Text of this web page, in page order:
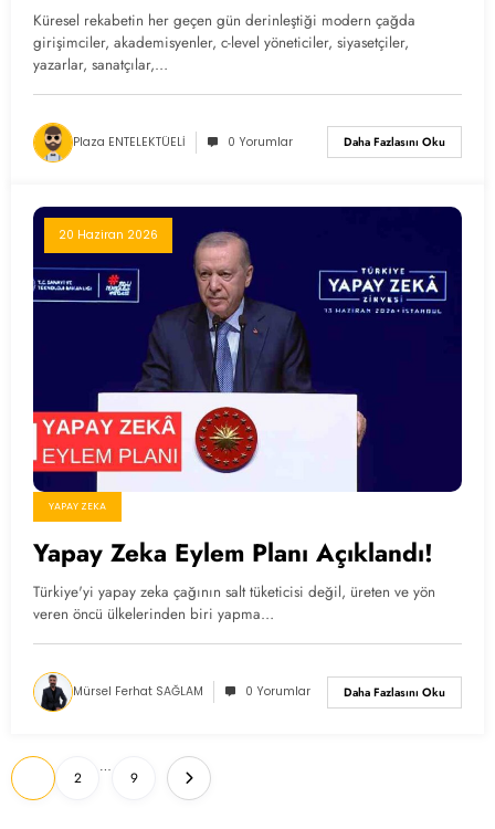
Küresel rekabetin her geçen gün derinleştiği modern çağda
girişimciler, akademisyenler, c-level yöneticiler, siyasetçiler,
yazarlar, sanatçılar,…
Plaza ENTELEKTÜELİ 0 Yorumlar Daha Fazlasını Oku
20 Haziran 2026
YAPAY ZEKA
Yapay Zeka Eylem Planı Açıklandı!
Türkiye'yi yapay zeka çağının salt tüketicisi değil, üreten ve yön
veren öncü ülkelerinden biri yapma…
Mürsel Ferhat SAĞLAM 0 Yorumlar Daha Fazlasını Oku
Yazı
sayfalaması
2
…
9